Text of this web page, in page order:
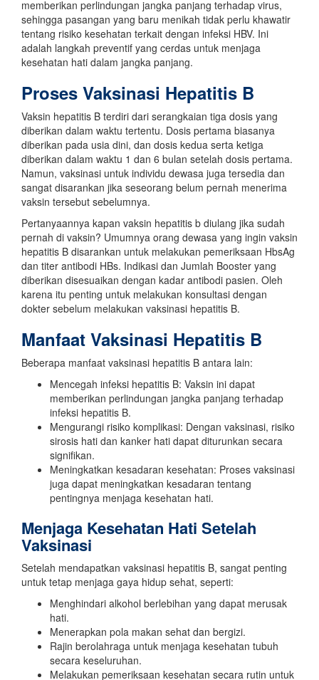
memberikan perlindungan jangka panjang terhadap virus,
sehingga pasangan yang baru menikah tidak perlu khawatir
tentang risiko kesehatan terkait dengan infeksi HBV. Ini
adalah langkah preventif yang cerdas untuk menjaga
kesehatan hati dalam jangka panjang.
Proses Vaksinasi Hepatitis B
Vaksin hepatitis B terdiri dari serangkaian tiga dosis yang
diberikan dalam waktu tertentu. Dosis pertama biasanya
diberikan pada usia dini, dan dosis kedua serta ketiga
diberikan dalam waktu 1 dan 6 bulan setelah dosis pertama.
Namun, vaksinasi untuk individu dewasa juga tersedia dan
sangat disarankan jika seseorang belum pernah menerima
vaksin tersebut sebelumnya.
Pertanyaannya kapan vaksin hepatitis b diulang jika sudah
pernah di vaksin? Umumnya orang dewasa yang ingin vaksin
hepatitis B disarankan untuk melakukan pemeriksaan HbsAg
dan titer antibodi HBs. Indikasi dan Jumlah Booster yang
diberikan disesuaikan dengan kadar antibodi pasien. Oleh
karena itu penting untuk melakukan konsultasi dengan
dokter sebelum melakukan vaksinasi hepatitis B.
Manfaat Vaksinasi Hepatitis B
Beberapa manfaat vaksinasi hepatitis B antara lain:
Mencegah infeksi hepatitis B: Vaksin ini dapat
memberikan perlindungan jangka panjang terhadap
infeksi hepatitis B.
Mengurangi risiko komplikasi: Dengan vaksinasi, risiko
sirosis hati dan kanker hati dapat diturunkan secara
signifikan.
Meningkatkan kesadaran kesehatan: Proses vaksinasi
juga dapat meningkatkan kesadaran tentang
pentingnya menjaga kesehatan hati.
Menjaga Kesehatan Hati Setelah
Vaksinasi
Setelah mendapatkan vaksinasi hepatitis B, sangat penting
untuk tetap menjaga gaya hidup sehat, seperti:
Menghindari alkohol berlebihan yang dapat merusak
hati.
Menerapkan pola makan sehat dan bergizi.
Rajin berolahraga untuk menjaga kesehatan tubuh
secara keseluruhan.
Melakukan pemeriksaan kesehatan secara rutin untuk